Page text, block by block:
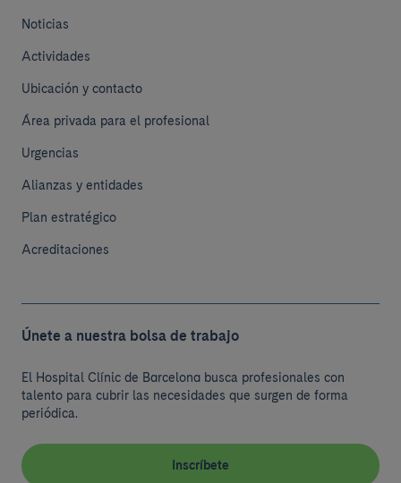
Noticias
Actividades
Ubicación y contacto
Área privada para el profesional
Urgencias
Alianzas y entidades
Plan estratégico
Acreditaciones
Únete a nuestra bolsa de trabajo
El Hospital Clínic de Barcelona busca profesionales con
talento para cubrir las necesidades que surgen de forma
periódica.
Inscríbete